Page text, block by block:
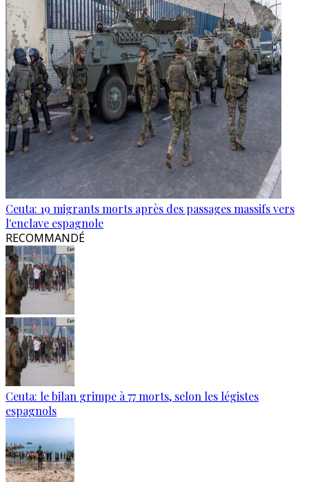
Ceuta: 19 migrants morts après des passages massifs vers
l'enclave espagnole
RECOMMANDÉ
Ceuta: le bilan grimpe à 77 morts, selon les légistes
espagnols